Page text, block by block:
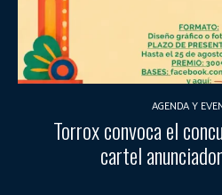
AGENDA Y
Torrox convoca el
cartel